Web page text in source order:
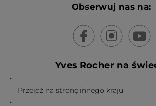
Obserwuj nas na:
Yves Rocher na
Przejdź na stronę innego kraju